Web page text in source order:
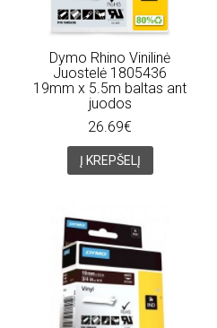
Dymo Rhino Vinilinė
Juostelė 1805436
19mm x 5.5m baltas ant
juodos
26.69€
Į KREPŠELĮ